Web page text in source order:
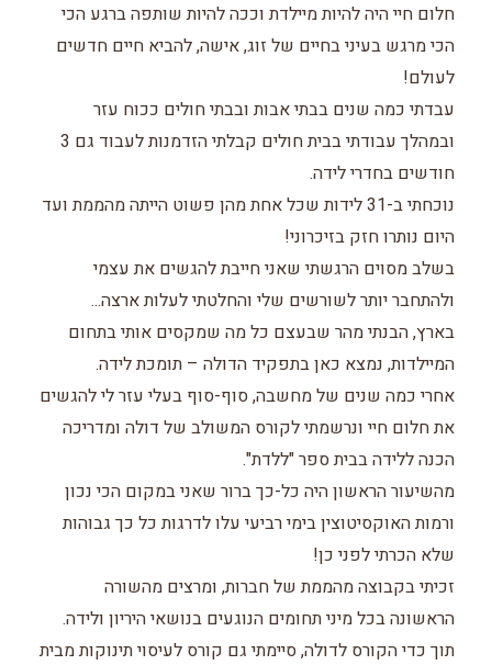
חלום חיי היה להיות מיילדת וככה להיות שותפה ברגע הכי
הכי מרגש בעיני בחיים של זוג, אישה, להביא חיים חדשים
לעולם!
עבדתי כמה שנים בבתי אבות ובבתי חולים ככוח עזר
ובמהלך עבודתי בבית חולים קבלתי הזדמנות לעבוד גם 3
חודשים בחדרי לידה.
נוכחתי ב-31 לידות שכל אחת מהן פשוט הייתה מהממת ועד
היום נותרו חזק בזיכרוני!
בשלב מסוים הרגשתי שאני חייבת להגשים את עצמי
ולהתחבר יותר לשורשים שלי והחלטתי לעלות ארצה...
בארץ, הבנתי מהר שבעצם כל מה שמקסים אותי בתחום
המיילדות, נמצא כאן בתפקיד הדולה – תומכת לידה.
אחרי כמה שנים של מחשבה, סוף-סוף בעלי עזר לי להגשים
את חלום חיי ונרשמתי לקורס המשולב של דולה ומדריכה
הכנה ללידה בבית ספר "ללדת".
מהשיעור הראשון היה כל-כך ברור שאני במקום הכי נכון
ורמות האוקסיטוצין בימי רביעי עלו לדרגות כל כך גבוהות
שלא הכרתי לפני כן!
זכיתי בקבוצה מהממת של חברות, ומרצים מהשורה
הראשונה בכל מיני תחומים הנוגעים בנושאי היריון ולידה.
תוך כדי הקורס לדולה, סיימתי גם קורס לעיסוי תינוקות מבית